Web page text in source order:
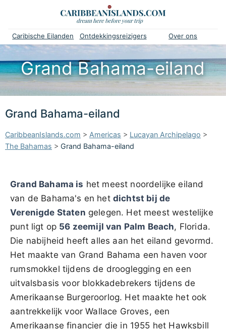
Caribische Eilanden Ontdekkingsreizigers Over ons
Grand Bahama-eiland
Grand Bahama-eiland
CaribbeanIslands.com > Americas > Lucayan Archipelago >
The Bahamas > Grand Bahama-eiland
Grand Bahama is het meest noordelijke eiland
van de Bahama's en het dichtst bij de
Verenigde Staten gelegen. Het meest westelijke
punt ligt op 56 zeemijl van Palm Beach, Florida.
Die nabijheid heeft alles aan het eiland gevormd.
Het maakte van Grand Bahama een haven voor
rumsmokkel tijdens de drooglegging en een
uitvalsbasis voor blokkadebrekers tijdens de
Amerikaanse Burgeroorlog. Het maakte het ook
aantrekkelijk voor Wallace Groves, een
Amerikaanse financier die in 1955 het Hawksbill